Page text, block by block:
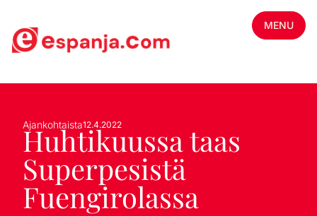
MENU
Ajankohtaista12.4.2022
Huhtikuussa taas
Superpesistä
Fuengirolassa